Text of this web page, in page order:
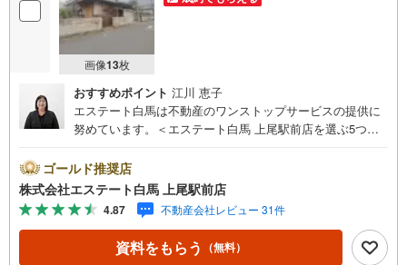
画像13枚
おすすめポイント 江川 恵子
エステート白馬は不動産のワンストップサービスの提供に
努めています。＜エステート白馬 上尾駅前店を選ぶ5つの
ーヨーカドー上尾駅前店」内に立地。2.無料駐車場完備の
お店立体駐車場は全480台収容可。駐車場完備してます。3.
大型キッズスペース当店自慢のキッズスペースをぜひご覧
ください。店内におむつ替えコーナーもご用意してます。
4.年中無休・365日営業でお手伝い営業時間:10時～20時ま
で。スピードある対応が自慢のお店です。5.提携FPへの無
ゴールド推奨店
株式会社エステート白馬 上尾駅前店
4.87 不動産会社レビュー 31件
資料をもらう （無料）